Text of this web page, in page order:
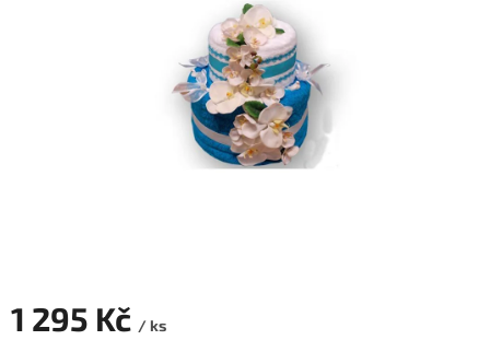
1 295 Kč / ks